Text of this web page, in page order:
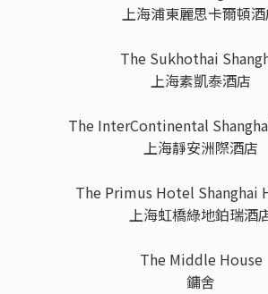
上海浦東麗思卡爾頓
The Sukhothai
上海素凱泰酒店
The InterContinental
上海靜安洲際酒店
The Primus Hotel Shanghai
上海虹橋綠地鉑瑞酒
The Middle House
鏞舍